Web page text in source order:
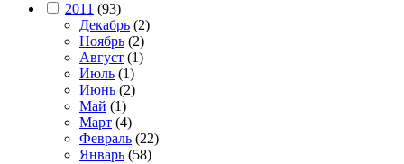
2011 (93)
Декабрь (2)
Ноябрь (2)
Август (1)
Июль (1)
Июнь (2)
Май (1)
Март (4)
Февраль (22)
Январь (58)